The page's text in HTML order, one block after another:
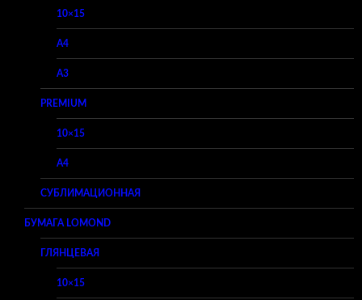
10×15
A4
A3
PREMIUM
10×15
A4
СУБЛИМАЦИОННАЯ
БУМАГА LOMOND
ГЛЯНЦЕВАЯ
10×15